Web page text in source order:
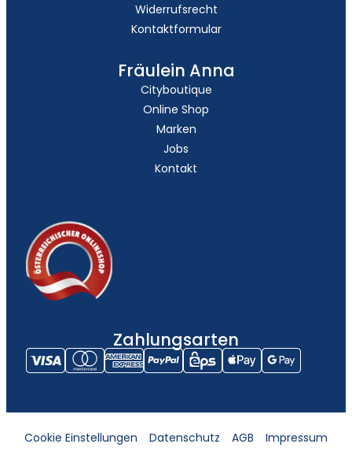
Widerrufsrecht
Kontaktformular
Fräulein Anna
Cityboutique
Online Shop
Marken
Jobs
Kontakt
Zahlungsarten
Cookie Einstellungen Datenschutz AGB Impressum